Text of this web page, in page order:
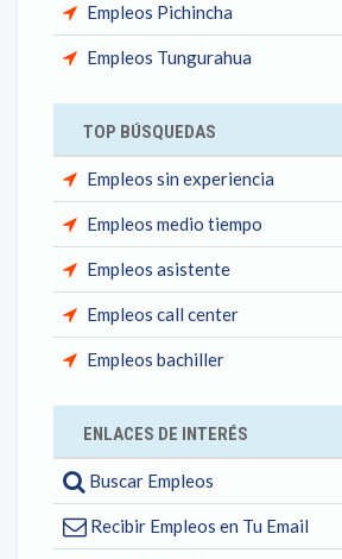
Empleos Pichincha
Empleos Tungurahua
TOP BÚSQUEDAS
Empleos sin experiencia
Empleos medio tiempo
Empleos asistente
Empleos call center
Empleos bachiller
ENLACES DE INTERÉS
Buscar Empleos
Recibir Empleos en Tu Email